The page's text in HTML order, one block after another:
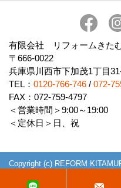
有限会社 リフォームきた
〒666-0022
兵庫県川西市下加茂1丁目
TEL： 0120-766-746 / 072-
FAX：072-759-4797
＜営業時間＞9:00～19:00
＜定休日＞日、祝
Copyright (c) REFORM